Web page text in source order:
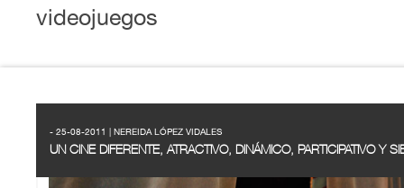
videojuegos
- 25-08-2011 | NEREIDA LÓPEZ VIDALES
UN CINE DIFERENTE, ATRACTIVO, DINÁMICO, PARTICIPATIVO Y